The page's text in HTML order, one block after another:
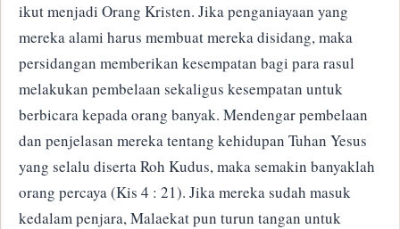
ikut menjadi Orang Kristen. Jika penganiayaan yang
mereka alami harus membuat mereka disidang, maka
persidangan memberikan kesempatan bagi para rasul
melakukan pembelaan sekaligus kesempatan untuk
berbicara kepada orang banyak. Mendengar pembelaan
dan penjelasan mereka tentang kehidupan Tuhan Yesus
yang selalu diserta Roh Kudus, maka semakin banyaklah
orang percaya (Kis 4 : 21). Jika mereka sudah masuk
kedalam penjara, Malaekat pun turun tangan untuk